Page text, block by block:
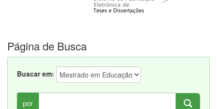
Página de Busca
Buscar em:
por